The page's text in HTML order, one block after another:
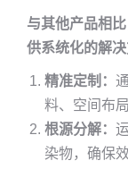
与其他产品相
供系统化的解决
精准定制：
料、空间布
根源分解：
染物，确保